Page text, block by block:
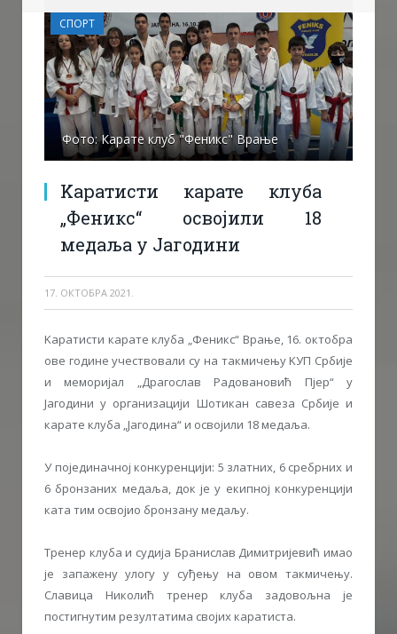
Фото: Карате клуб "Феникс" Врање
Kаратисти карате клуба
„Феникс“ освојили 18
медаља у Јагодини
17. ОКТОБРА 2021.
СПОРТ
Kаратисти карате клуба „Феникс“ Врање, 16. октобра
ове године учествовали су на такмичењу KУП Србије
и меморијал „Драгослав Радовановић Пјер“ у
Јагодини у организацији Шотикан савеза Србије и
карате клуба „Јагодина“ и освојили 18 медаља.
У појединачној конкуренцији: 5 златних, 6 сребрних и
6 бронзаних медаља, док је у екипној конкуренцији
ката тим освојио бронзану медаљу.
Тренер клуба и судија Бранислав Димитријевић имао
је запажену улогу у суђењу на овом такмичењу.
Славица Николић тренер клуба задовољна је
постигнутим резултатима својих каратиста.